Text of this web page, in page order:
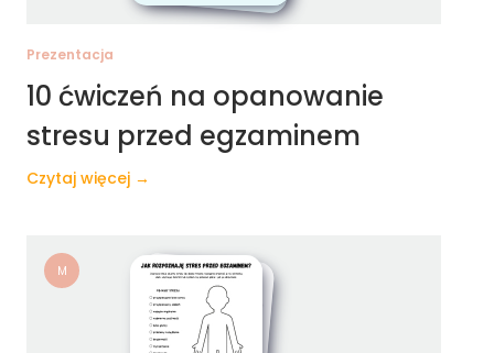
Prezentacja
10 ćwiczeń na opanowanie
stresu przed egzaminem
Czytaj więcej →
M